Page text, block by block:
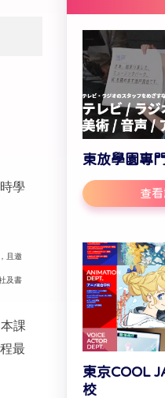
學
且邀
及書
課
最
東放學園專
查
東京COOL
校